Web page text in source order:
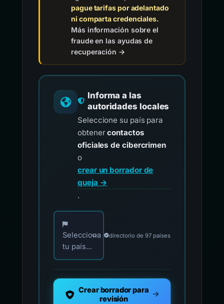
pague tarifas por adelantado
ni comparta credenciales.
Más información sobre el
fraude en las ayudas de
recuperación →
Informa a las
autoridades locales
Seleccione su país para
obtenercontactos
oficiales de cibercrimen
o
crear un borrador de
queja →
.
Elija su país para los contactos oficiales de
Selecciona
tu país...
directorio de 97 países
Crear borrador para
revisión